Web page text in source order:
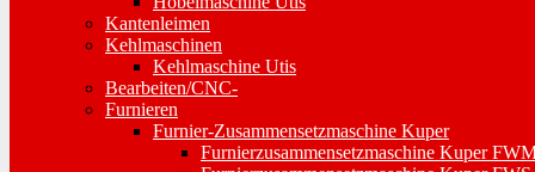
Kantenleimen
Kehlmaschinen
Kehlmaschine Utis
Bearbeiten/CNC-
Furnieren
Furnier-Zusammensetzmaschine Kuper
Furnierzusammensetzmaschine Kuper